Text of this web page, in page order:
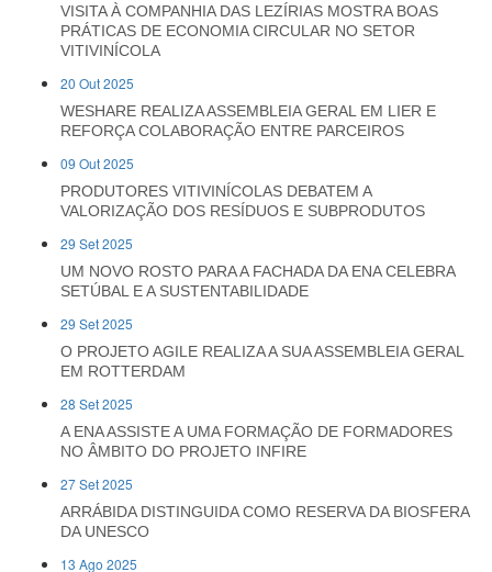
VISITA À COMPANHIA DAS LEZÍRIAS MOSTRA BOAS
PRÁTICAS DE ECONOMIA CIRCULAR NO SETOR
VITIVINÍCOLA
20 Out 2025
WESHARE REALIZA ASSEMBLEIA GERAL EM LIER E
REFORÇA COLABORAÇÃO ENTRE PARCEIROS
09 Out 2025
PRODUTORES VITIVINÍCOLAS DEBATEM A
VALORIZAÇÃO DOS RESÍDUOS E SUBPRODUTOS
29 Set 2025
UM NOVO ROSTO PARA A FACHADA DA ENA CELEBRA
SETÚBAL E A SUSTENTABILIDADE
29 Set 2025
O PROJETO AGILE REALIZA A SUA ASSEMBLEIA GERAL
EM ROTTERDAM
28 Set 2025
A ENA ASSISTE A UMA FORMAÇÃO DE FORMADORES
NO ÂMBITO DO PROJETO INFIRE
27 Set 2025
ARRÁBIDA DISTINGUIDA COMO RESERVA DA BIOSFERA
DA UNESCO
13 Ago 2025